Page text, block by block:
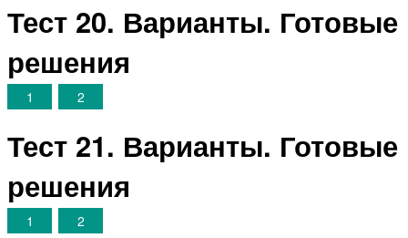
Тест 20. Варианты. Готовые
решения
1 2
Тест 21. Варианты. Готовые
решения
1 2